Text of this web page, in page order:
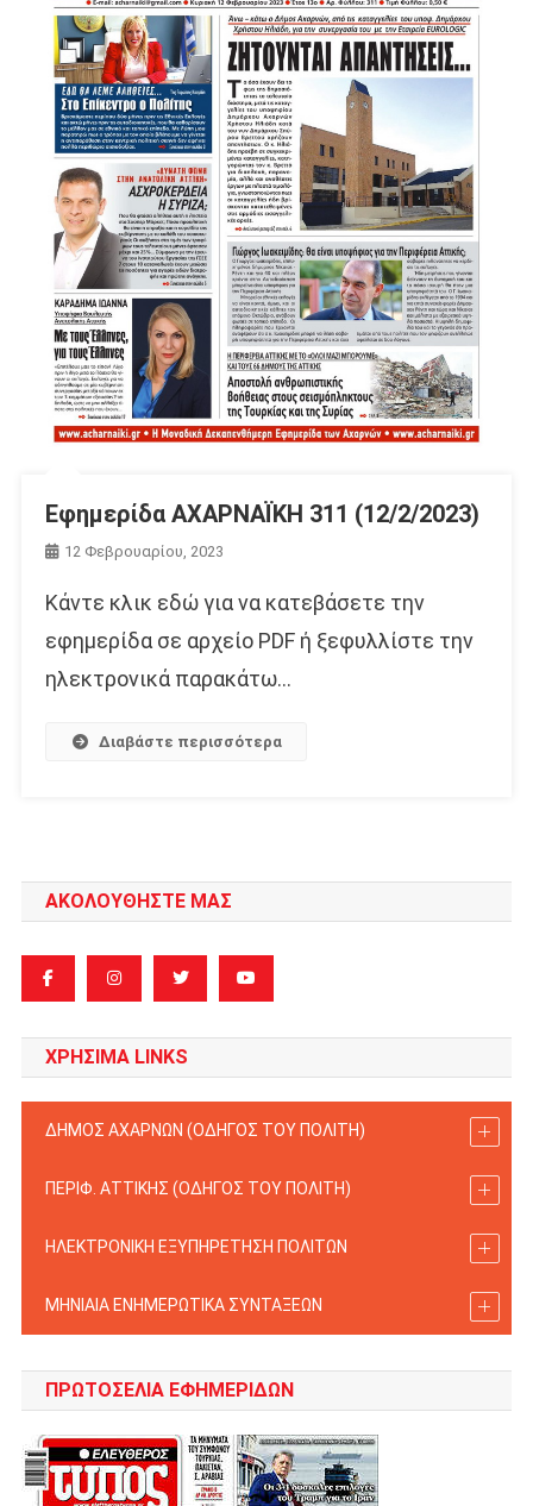
Εφημερίδα ΑΧΑΡΝΑΪΚΗ 311 (12/2/2023)
12 Φεβρουαρίου, 2023
Κάντε κλικ εδώ για να κατεβάσετε την
εφημερίδα σε αρχείο PDF ή ξεφυλλίστε την
ηλεκτρονικά παρακάτω…
Διαβάστε περισσότερα
ΑΚΟΛΟΥΘΗΣΤΕ ΜΑΣ
ΧΡΗΣΙΜΑ LINKS
ΔΗΜΟΣ ΑΧΑΡΝΩΝ (ΟΔΗΓΟΣ TOY ΠΟΛΙΤΗ)
ΠΕΡΙΦ. ΑΤΤΙΚΗΣ (ΟΔΗΓΟΣ TOY ΠΟΛΙΤΗ)
ΗΛΕΚΤΡΟΝΙΚΗ ΕΞΥΠΗΡΕΤΗΣΗ ΠΟΛΙΤΩΝ
ΜΗΝΙΑΙΑ ΕΝΗΜΕΡΩΤΙΚΑ ΣΥΝΤΑΞΕΩΝ
ΠΡΩΤΟΣΈΛΙΑ ΕΦΗΜΕΡΊΔΩΝ